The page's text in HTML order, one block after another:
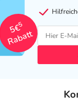
5€
5
Rabatt